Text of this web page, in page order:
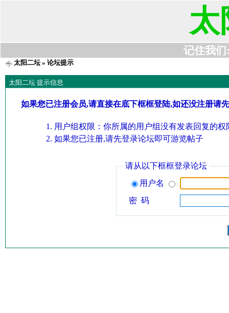
太
记住我们
太阳二坛» 论坛提示
太阳二坛 提示信息
如果您已注册会员,请直接在底下框框登陆,如还没注册请
用户组权限：你所属的用户组没有发表回复的权
如果您已注册,请先登录论坛即可游览帖子
请从以下框框登录论坛
用户名
密 码